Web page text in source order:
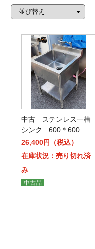
中古 ステンレス一槽
シンク 600＊600
26,400円（税込）
在庫状況：売り切れ済
み
中古品